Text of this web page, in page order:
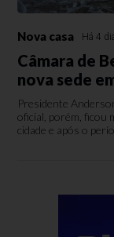
Nova casa Há 4
Câmara de
nova sede
Presidente
oficial, porém, ficou
cidade e após o